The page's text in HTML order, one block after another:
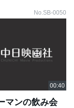
No.SB-0050
マンの飲み会